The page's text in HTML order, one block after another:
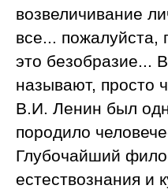
возвеличивание
все... пожалуйста,
это безобразие...
называют, просто
В.И. Ленин был
породило
Глубочайший
естествознания и